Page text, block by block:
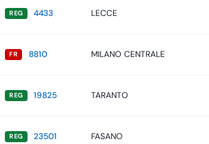
REG 4433 LECCE
FR 8810 MILANO CENTRALE
REG 19825 TARANTO
REG 23501 FASANO